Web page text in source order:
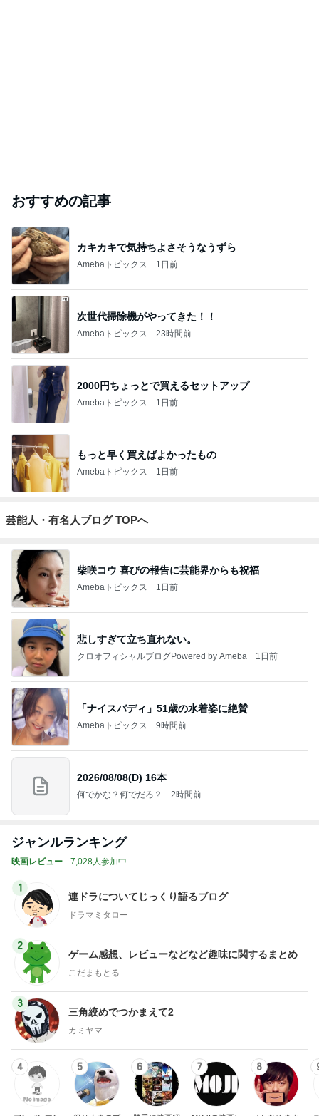
おすすめの記事
カキカキで気持ちよさそうなうずら
Amebaトピックス 1日前
次世代掃除機がやってきた！！
Amebaトピックス 23時間前
2000円ちょっとで買えるセットアップ
Amebaトピックス 1日前
もっと早く買えばよかったもの
Amebaトピックス 1日前
芸能人・有名人ブログ TOPへ
柴咲コウ 喜びの報告に芸能界からも祝福
Amebaトピックス 1日前
悲しすぎて立ち直れない。
クロオフィシャルブログPowered by Ameba 1日前
「ナイスバディ」51歳の水着姿に絶賛
Amebaトピックス 9時間前
2026/08/08(D) 16本
何でかな？何でだろ？ 2時間前
ジャンルランキング
映画レビュー 7,028人参加中
1
連ドラについてじっくり語るブログ
ドラマミタロー
2
ゲーム感想、レビューなどなど趣味に関するまとめ
こだまもとる
3
三角絞めでつかまえて2
カミヤマ
4 5 6 7 8